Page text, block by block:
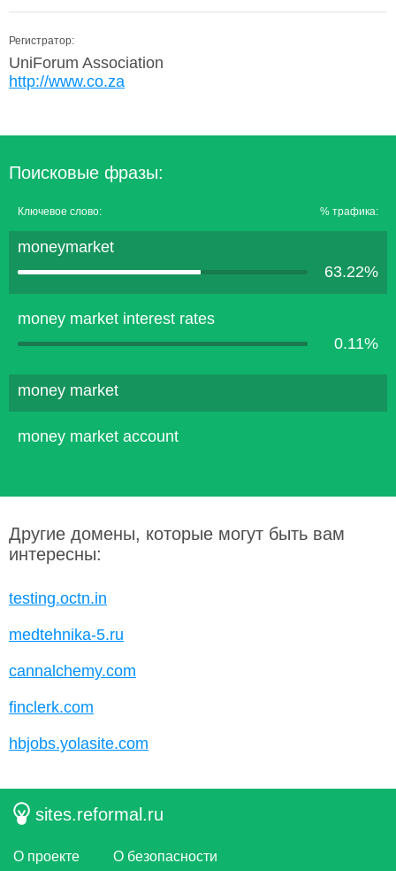
Регистратор:
UniForum Association
http://www.co.za
Поисковые фразы:
Ключевое слово: % трафика:
moneymarket
63.22%
money market interest rates
0.11%
money market
money market account
Другие домены, которые могут быть вам
интересны:
testing.octn.in
medtehnika-5.ru
cannalchemy.com
finclerk.com
hbjobs.yolasite.com
sites.reformal.ru
О проекте О безопасности